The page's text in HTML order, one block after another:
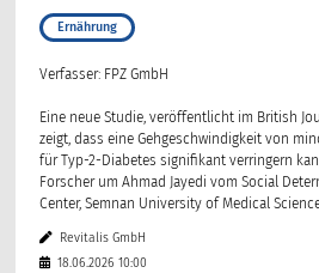
Ernährung
Verfasser: FPZ GmbH
Eine neue Studie, veröffentlicht im British
zeigt, dass eine Gehgeschwindigkeit von
für Typ-2-Diabetes signifikant verringern
Forscher um Ahmad Jayedi vom Social
Center, Semnan University of Medical
Revitalis GmbH
18.06.2026 10:00